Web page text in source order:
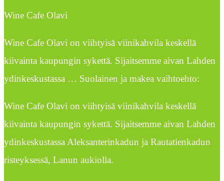
Wine Cafe Olavi
Wine Cafe Olavi on viihtyisä viinikahvila keskellä
kiivainta kaupungin sykettä. Sijaitsemme aivan Lahden
ydinkeskustassa … Suolainen ja makea vaihtoehto:
Wine Cafe Olavi on viihtyisä viinikahvila keskellä
kiivainta kaupungin sykettä. Sijaitsemme aivan Lahden
ydinkeskustassa Aleksanterinkadun ja Rautatienkadun
risteyksessä, Lanun aukiolla.